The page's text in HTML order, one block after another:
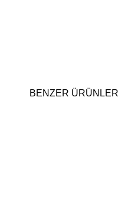
BENZER ÜRÜNLER